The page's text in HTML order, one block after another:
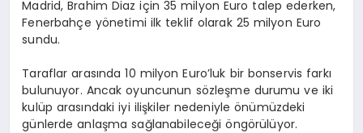
Madrid, Brahim Diaz için 35 milyon Euro talep ederken,
Fenerbahçe yönetimi ilk teklif olarak 25 milyon Euro
sundu.
Taraflar arasında 10 milyon Euro’luk bir bonservis farkı
bulunuyor. Ancak oyuncunun sözleşme durumu ve iki
kulüp arasındaki iyi ilişkiler nedeniyle önümüzdeki
günlerde anlaşma sağlanabileceği öngörülüyor.